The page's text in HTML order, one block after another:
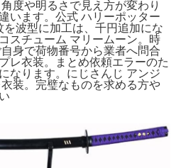
度や明るさで見え方が変わり
います。公式 ハリーポッター
を波型に加工は、千円追加にな
スチューム マリームーン。時
身で荷物番号から業者へ問合
衣装。まとめ依頼エラーのた
なります。にじさんじ アンジ
装。完璧なものを求める方や